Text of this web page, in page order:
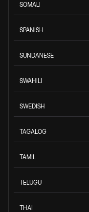
SOMALI
SPANISH
SUNDANESE
SWAHILI
SWEDISH
TAGALOG
TAMIL
TELUGU
THAI